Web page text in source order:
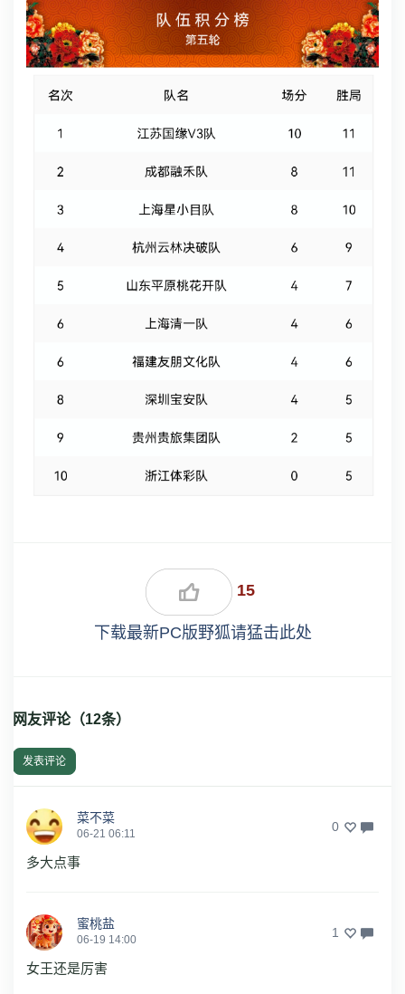
15
下载最新PC版野狐请猛击此处
网友评论（12条）
发表评论
菜不菜
06-21 06:11 0
多大点事
蜜桃盐
06-19 14:00 1
女王还是厉害